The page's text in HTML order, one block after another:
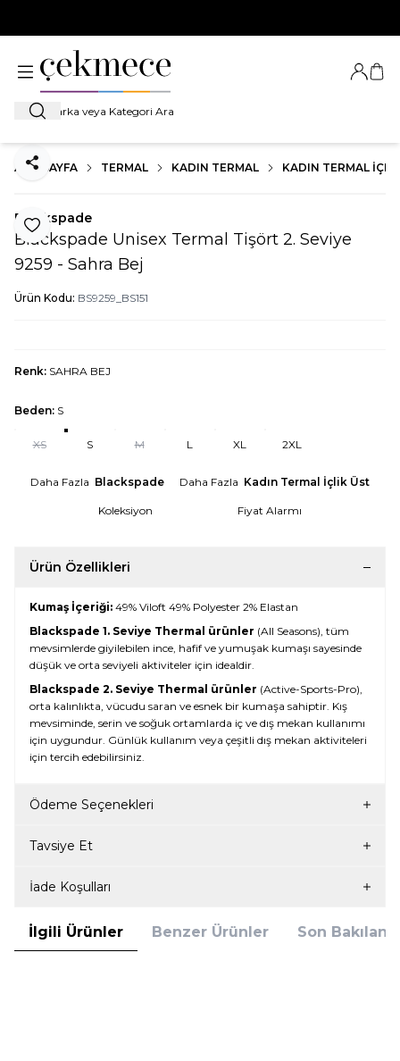
Ara
Giriş
ANA SAYFA TERMAL KADIN TERMAL KADIN TERMAL
Favoriye Ekle
Paylaş
Blackspade
Blackspade Unisex Termal Tişört 2. Seviye
9259 - Sahra Bej
Ürün Kodu: BS9259_BS151
Renk: SAHRA BEJ
Beden: S
XS S M L XL 2XL
Daha Fazla Blackspade Daha Fazla Kadın Termal İçlik Üst
Koleksiyon Fiyat Alarmı
Ürün Özellikleri
Kumaş İçeriği: 49% Viloft 49% Polyester 2% Elastan
Blackspade 1. Seviye Thermal ürünler (All Seasons), tüm
mevsimlerde giyilebilen ince, hafif ve yumuşak kumaşı sayesinde
düşük ve orta seviyeli aktiviteler için idealdir.
Blackspade 2. Seviye Thermal ürünler (Active-Sports-Pro),
orta kalınlıkta, vücudu saran ve esnek bir kumaşa sahiptir. Kış
mevsiminde, serin ve soğuk ortamlarda iç ve dış mekan kullanımı
için uygundur. Günlük kullanım veya çeşitli dış mekan aktiviteleri
için tercih edebilirsiniz.
Ödeme Seçenekleri
Tavsiye Et
İade Koşulları
İlgili Ürünler Benzer Ürünler Son